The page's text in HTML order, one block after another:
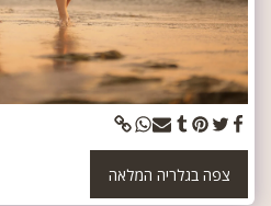
צפה בגלריה המלאה